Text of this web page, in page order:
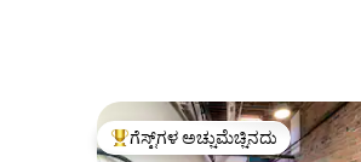
ಗೆಸ್ಟ್‌ಗಳಿಗೆ ಅತಿ ಹೆಚ್ಚು ಅಚ್ಚುಮೆಚ್ಚಿನದು
ಗೆಸ್ಟ್‌ಗಳ ಅಚ್ಚುಮೆಚ್ಚಿನದು